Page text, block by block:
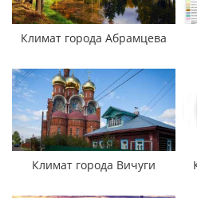
Климат города Абрамцева
Климат города Вичуги